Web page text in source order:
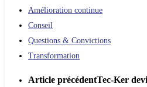
Amélioration continue
Conseil
Questions & Convictions
Transformation
Article précédentTec-Ker